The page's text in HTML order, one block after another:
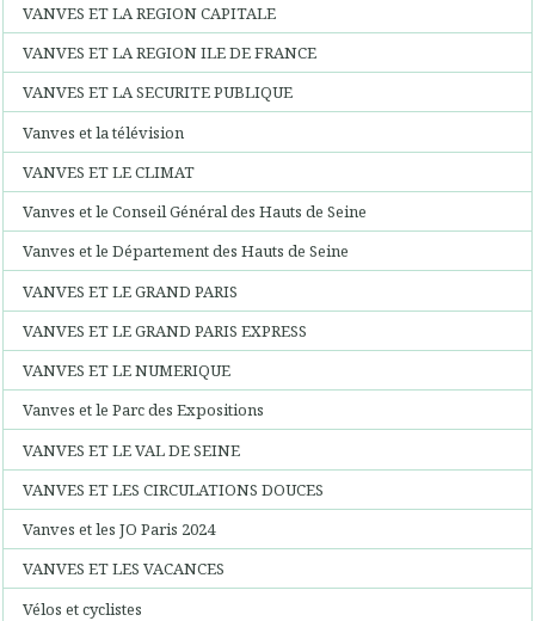
VANVES ET LA REGION CAPITALE
VANVES ET LA REGION ILE DE FRANCE
VANVES ET LA SECURITE PUBLIQUE
Vanves et la télévision
VANVES ET LE CLIMAT
Vanves et le Conseil Général des Hauts de Seine
Vanves et le Département des Hauts de Seine
VANVES ET LE GRAND PARIS
VANVES ET LE GRAND PARIS EXPRESS
VANVES ET LE NUMERIQUE
Vanves et le Parc des Expositions
VANVES ET LE VAL DE SEINE
VANVES ET LES CIRCULATIONS DOUCES
Vanves et les JO Paris 2024
VANVES ET LES VACANCES
Vélos et cyclistes